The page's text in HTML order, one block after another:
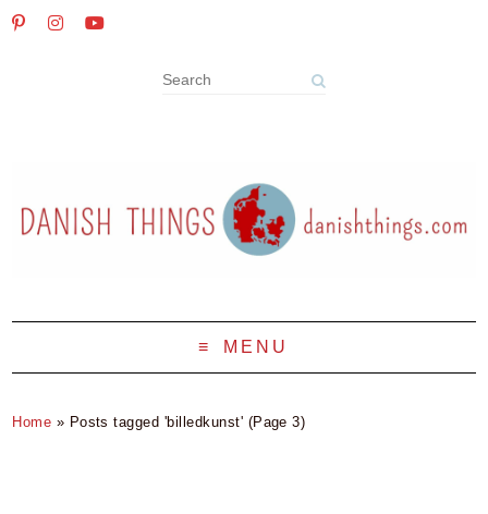
MENU
Home » Posts tagged 'billedkunst' (Page 3)